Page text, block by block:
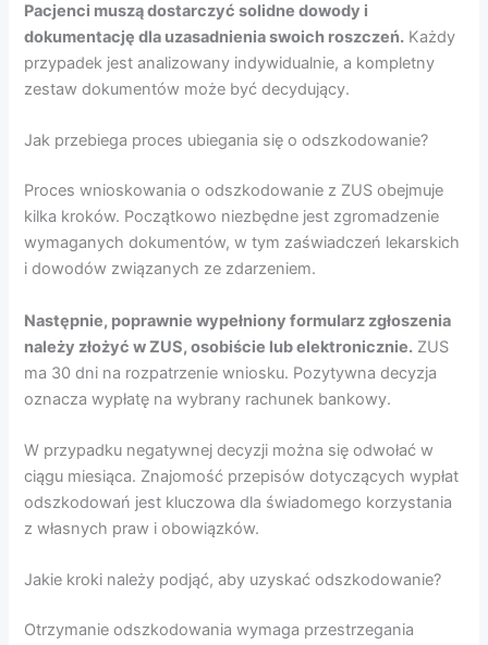
Pacjenci muszą dostarczyć solidne dowody i
dokumentację dla uzasadnienia swoich roszczeń. Każdy
przypadek jest analizowany indywidualnie, a kompletny
zestaw dokumentów może być decydujący.
Jak przebiega proces ubiegania się o odszkodowanie?
Proces wnioskowania o odszkodowanie z ZUS obejmuje
kilka kroków. Początkowo niezbędne jest zgromadzenie
wymaganych dokumentów, w tym zaświadczeń lekarskich
i dowodów związanych ze zdarzeniem.
Następnie, poprawnie wypełniony formularz zgłoszenia
należy złożyć w ZUS, osobiście lub elektronicznie. ZUS
ma 30 dni na rozpatrzenie wniosku. Pozytywna decyzja
oznacza wypłatę na wybrany rachunek bankowy.
W przypadku negatywnej decyzji można się odwołać w
ciągu miesiąca. Znajomość przepisów dotyczących wypłat
odszkodowań jest kluczowa dla świadomego korzystania
z własnych praw i obowiązków.
Jakie kroki należy podjąć, aby uzyskać odszkodowanie?
Otrzymanie odszkodowania wymaga przestrzegania